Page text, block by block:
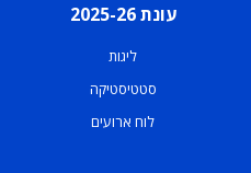
עונת 2025-26
ליגות
סטטיסטיקה
לוח ארועים